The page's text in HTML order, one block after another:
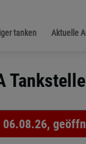
tanken Aktuelle